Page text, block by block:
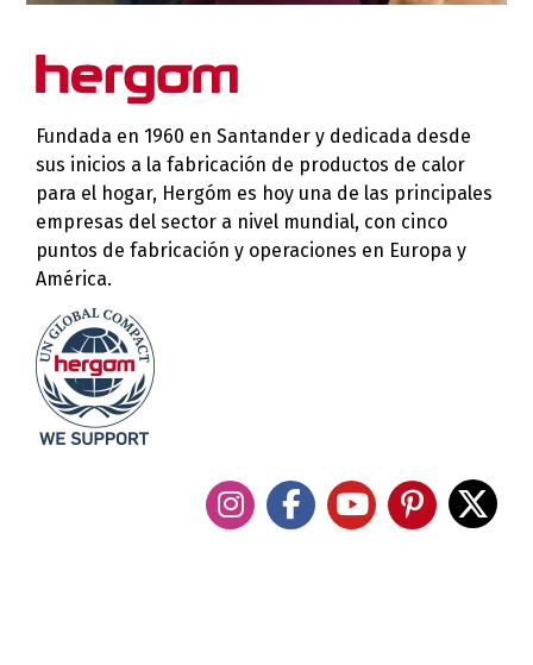
Fundada en 1960 en Santander y dedicada desde
sus inicios a la fabricación de productos de calor
para el hogar, Hergóm es hoy una de las principales
empresas del sector a nivel mundial, con cinco
puntos de fabricación y operaciones en Europa y
América.